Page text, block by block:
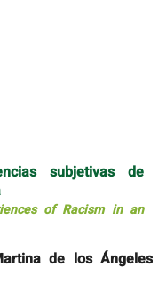
subjetivas de
of Racism in an
de los Ángeles